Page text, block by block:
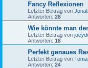
Fancy Reflexionen
Letzter Beitrag von
Antworten: 28
Wie könnte man
Letzter Beitrag von
Antworten: 18
Perfekt genaues
Letzter Beitrag von
Antworten: 24